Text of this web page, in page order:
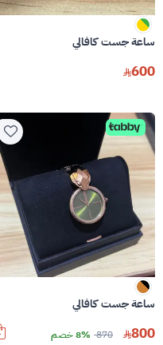
ساعة جست كافالي
600
ساعة جست كافالي
800
870 8% خصم